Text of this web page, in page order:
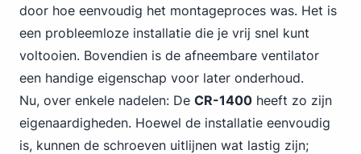
door hoe eenvoudig het montageproces was. Het is
een probleemloze installatie die je vrij snel kunt
voltooien. Bovendien is de afneembare ventilator
een handige eigenschap voor later onderhoud.
Nu, over enkele nadelen: De CR-1400 heeft zo zijn
eigenaardigheden. Hoewel de installatie eenvoudig
is, kunnen de schroeven uitlijnen wat lastig zijn;